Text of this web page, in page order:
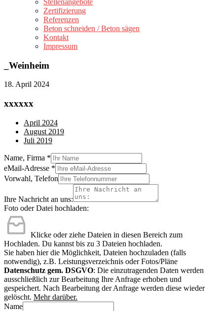
Stellenangebote
Zertifizierung
Referenzen
Beton schneiden / Beton sägen
Kontakt
Impressum
_Weinheim
18. April 2024
xxxxxx
April 2024
August 2019
Juli 2019
Name, Firma *
eMail-Adresse *
Vorwahl, Telefon
Ihre Nachricht an uns:
Foto oder Datei hochladen:
Klicke oder ziehe Dateien in diesen Bereich zum
Hochladen. Du kannst bis zu 3 Dateien hochladen.
Sie haben hier die Möglichkeit, Dateien hochzuladen (falls
notwendig), z.B. Leistungsverzeichnis oder Fotos/Pläne
Datenschutz gem. DSGVO: Die einzutragenden Daten werden
ausschließlich zur Bearbeitung Ihre Anfrage erhoben und
gespeichert. Nach Bearbeitung der Anfrage werden diese wieder
gelöscht. Mehr darüber.
Name